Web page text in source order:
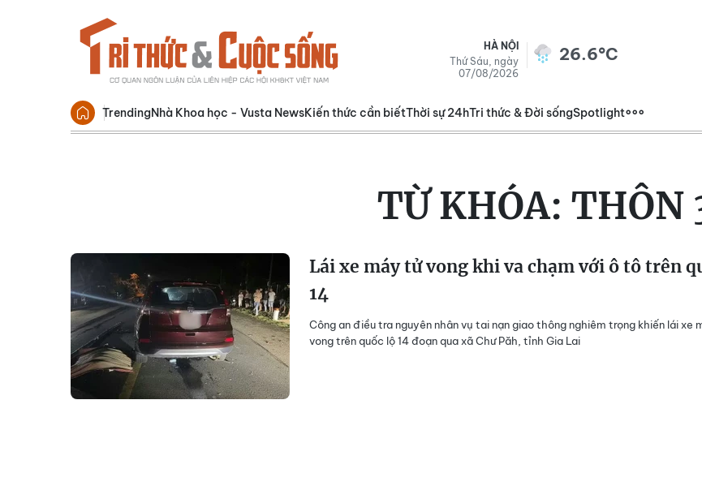
HÀ NỘI
Thứ Sáu, ngày
07/08/2026
26.6°C
TrendingNhà Khoa học - Vusta NewsKiến thức cần biếtThời sự 24hTri thức & Đời sốngSpotlight
TỪ KHÓA: THÔN
Lái xe máy tử vong khi va chạm với ô tô trên
14
Công an điều tra nguyên nhân vụ tai nạn giao thông nghiêm trọng khiến lái xe
vong trên quốc lộ 14 đoạn qua xã Chư Păh, tỉnh Gia Lai